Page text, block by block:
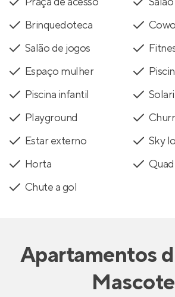
Brinquedoteca
Salão de jogos
Espaço mulher
Piscina infantil
Playground
Estar externo
Sky
Horta
Chute a gol
Apartamentos
Mascote